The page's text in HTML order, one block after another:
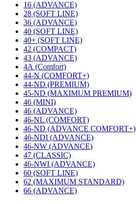
16 (ADVANCE)
28 (SOFT LINE)
36 (ADVANCE)
40 (SOFT LINE)
40+ (SOFT LINE)
42 (COMPACT)
43 (ADVANCE)
4А (Comfort)
44-N (COMFORT+)
44-ND (PREMIUM)
45-ND (MAXIMUM PREMIUM)
46 (MINI)
46 (ADVANCE)
46-NL (COMFORT)
46-ND (ADVANCE COMFORT+)
46-NDI (ADVANCE)
46-NW (ADVANCE)
47 (CLASSIC)
46-NWI (ADVANCE)
60 (SOFT LINE)
62 (MAXIMUM STANDARD)
66 (ADVANCE)